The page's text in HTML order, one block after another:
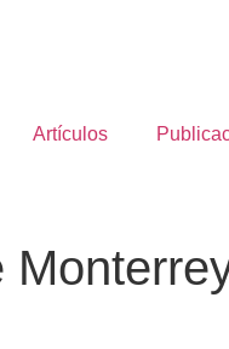
Artículos